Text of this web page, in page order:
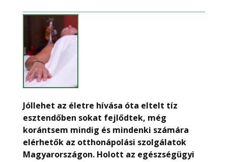
Jóllehet az életre hívása óta eltelt tíz
esztendőben sokat fejlődtek, még
korántsem mindig és mindenki számára
elérhetők az otthonápolási szolgálatok
Magyarországon. Holott az egészségügyi